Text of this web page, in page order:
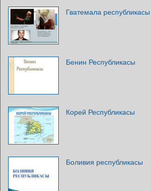
Гватемала республикасы
Бенин Республикасы
Корей Республикасы
Боливия республикасы